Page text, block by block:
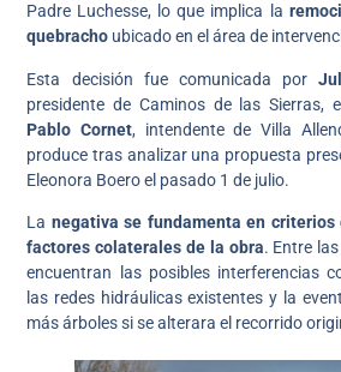
Padre Luchesse, lo que implica la
quebracho ubicado en el área de
Esta decisión fue comunicada por
presidente de Caminos de las Sierras,
Pablo Cornet, intendente de Villa
produce tras analizar una propuesta
Eleonora Boero el pasado 1 de julio.
La negativa se fundamenta en criterios
factores colaterales de la obra. Entre
encuentran las posibles interferencias
las redes hidráulicas existentes y la
más árboles si se alterara el recorrido